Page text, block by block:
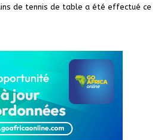
de tennis de table a été effectué ce